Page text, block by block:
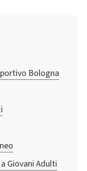
Bologna
Giovani Adulti